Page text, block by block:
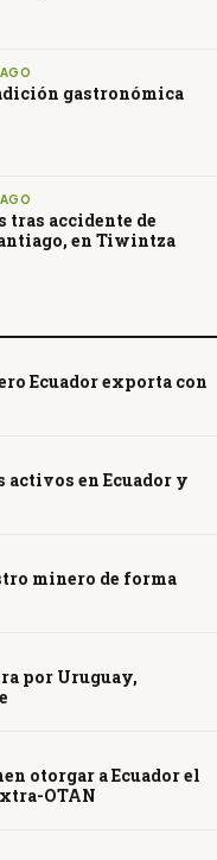
gastronómica
accidente de
en Tiwintza
Ecuador exporta con
activos en Ecuador y
minero de forma
por Uruguay,
otorgar a Ecuador el
OTAN